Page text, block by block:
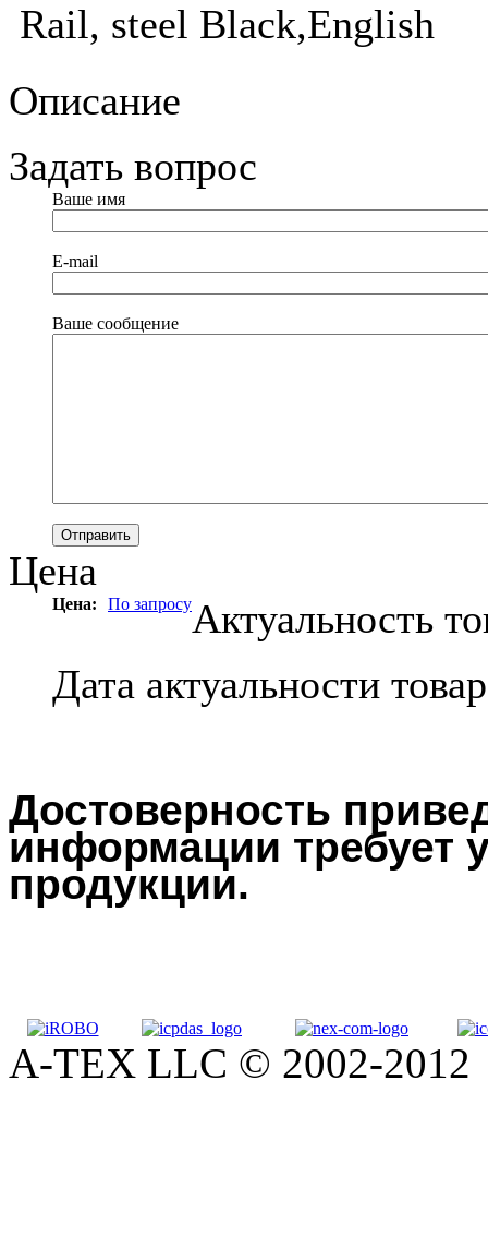
Rail, steel Black,English
Описание
Задать вопрос
Ваше имя
E-mail
Ваше сообщение
Цена
Цена: По запросуАктуальность
Дата актуальности
Достоверность
информации требует
продукции.
A-TEX LLC © 2002-2012